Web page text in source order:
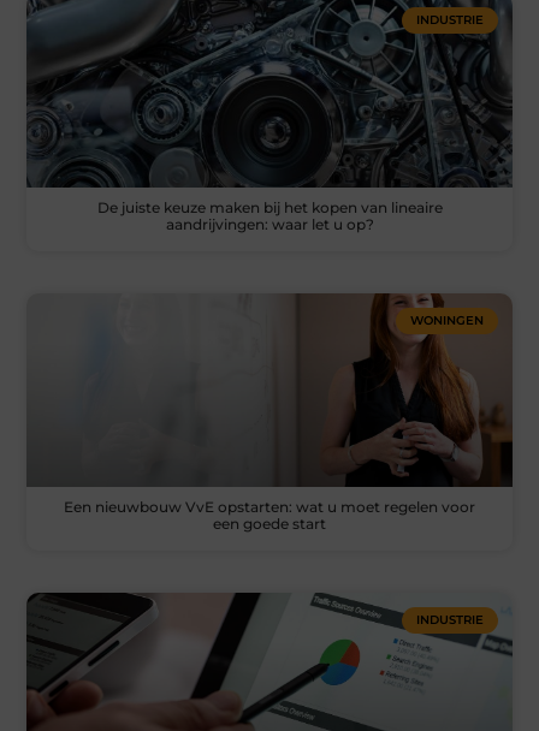
INDUSTRIE
De juiste keuze maken bij het kopen van lineaire
aandrijvingen: waar let u op?
WONINGEN
Een nieuwbouw VvE opstarten: wat u moet regelen voor
een goede start
INDUSTRIE